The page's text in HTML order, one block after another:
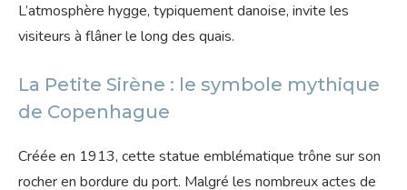
L’atmosphère hygge, typiquement danoise, invite les
visiteurs à flâner le long des quais.
La Petite Sirène : le symbole mythique
de Copenhague
Créée en 1913, cette statue emblématique trône sur son
rocher en bordure du port. Malgré les nombreux actes de